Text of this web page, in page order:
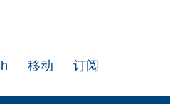
订阅
移动